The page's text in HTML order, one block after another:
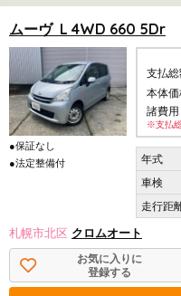
ムーヴ L 4WD 660 5Dr
●保証なし
●法定整備付
支払
本体
諸費用
※支払
札幌市北区 クロムオート
お気に入りに
登録する